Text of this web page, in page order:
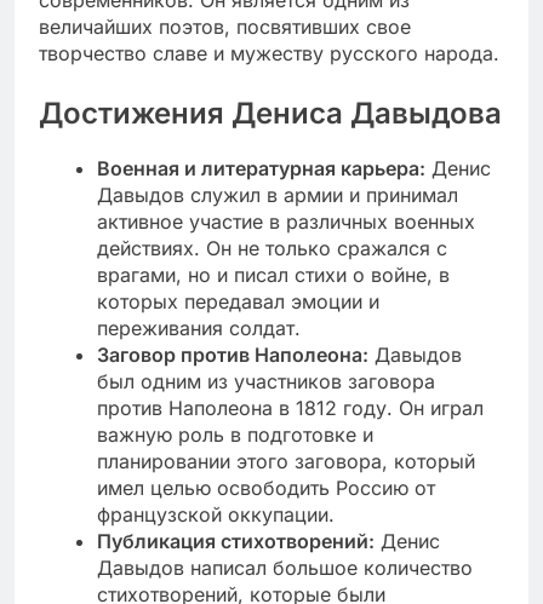
величайших поэтов, посвятивших свое
творчество славе и мужеству русского народа.
Достижения Дениса Давыдова
Военная и литературная карьера: Денис
Давыдов служил в армии и принимал
активное участие в различных военных
действиях. Он не только сражался с
врагами, но и писал стихи о войне, в
которых передавал эмоции и
переживания солдат.
Заговор против Наполеона: Давыдов
был одним из участников заговора
против Наполеона в 1812 году. Он играл
важную роль в подготовке и
планировании этого заговора, который
имел целью освободить Россию от
французской оккупации.
Публикация стихотворений: Денис
Давыдов написал большое количество
стихотворений, которые были